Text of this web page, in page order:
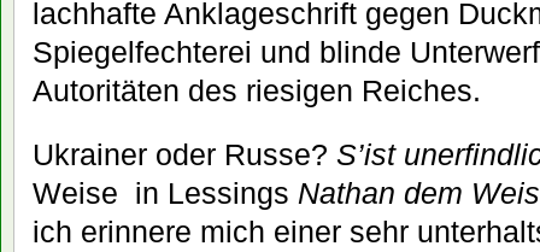
lachhafte Anklageschrift gegen
Spiegelfechterei und blinde
Autoritäten des riesigen Reiches.
Ukrainer oder Russe? S’ist
Weise in Lessings Nathan dem
ich erinnere mich einer sehr